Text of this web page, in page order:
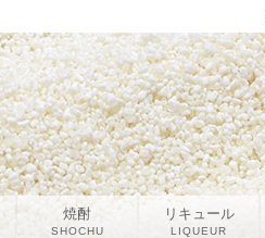
焼酎
SHOCHU
リキュール
LIQUEUR